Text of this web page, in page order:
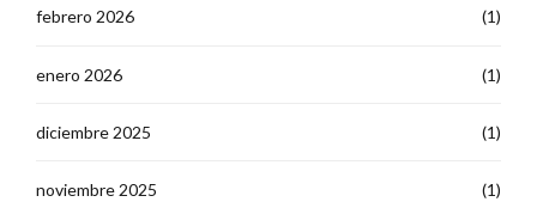
febrero 2026 (1)
enero 2026 (1)
diciembre 2025 (1)
noviembre 2025 (1)